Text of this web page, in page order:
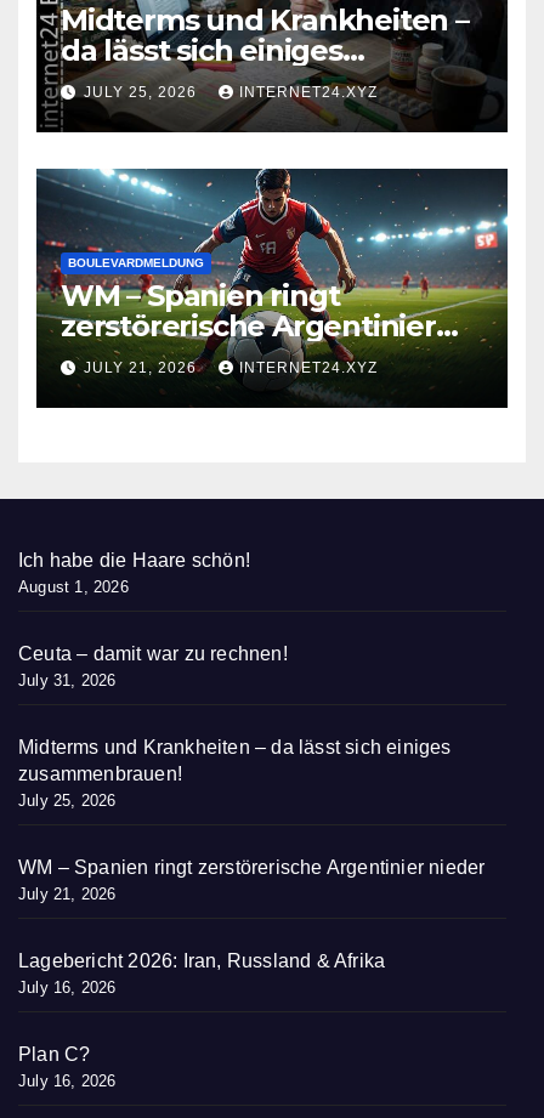
Midterms und Krankheiten –
da lässt sich einiges
zusammenbrauen!
JULY 25, 2026 INTERNET24.XYZ
BOULEVARDMELDUNG
WM – Spanien ringt
zerstörerische Argentinier
nieder
JULY 21, 2026 INTERNET24.XYZ
Ich habe die Haare schön!
August 1, 2026
Ceuta – damit war zu rechnen!
July 31, 2026
Midterms und Krankheiten – da lässt sich einiges
zusammenbrauen!
July 25, 2026
WM – Spanien ringt zerstörerische Argentinier nieder
July 21, 2026
Lagebericht 2026: Iran, Russland & Afrika
July 16, 2026
Plan C?
July 16, 2026